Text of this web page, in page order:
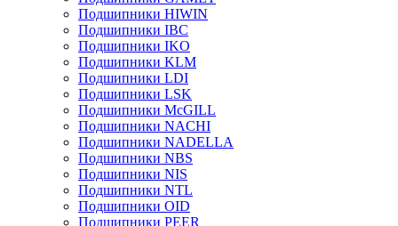
Подшипники HIWIN
Подшипники IBC
Подшипники IKO
Подшипники KLM
Подшипники LDI
Подшипники LSK
Подшипники McGILL
Подшипники NACHI
Подшипники NADELLA
Подшипники NBS
Подшипники NIS
Подшипники NTL
Подшипники OID
Подшипники PEER